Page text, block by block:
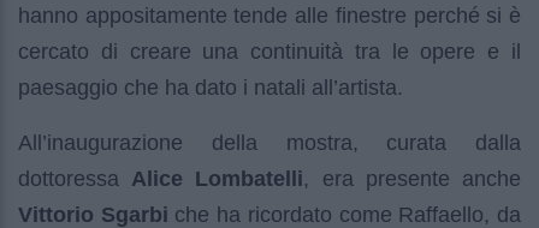
hanno appositamente tende alle finestre perché si è
cercato di creare una continuità tra le opere e il
paesaggio che ha dato i natali all’artista.
All’inaugurazione della mostra, curata dalla
dottoressa Alice Lombatelli, era presente anche
Vittorio Sgarbi che ha ricordato come Raffaello, da